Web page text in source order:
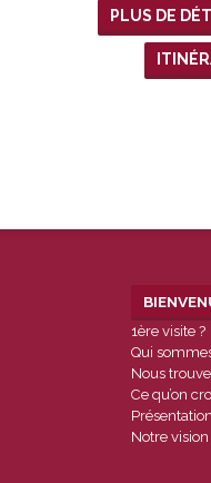
PLUS DE
1ère visite ?
Qui
Nous
Ce qu’on
Notre vision